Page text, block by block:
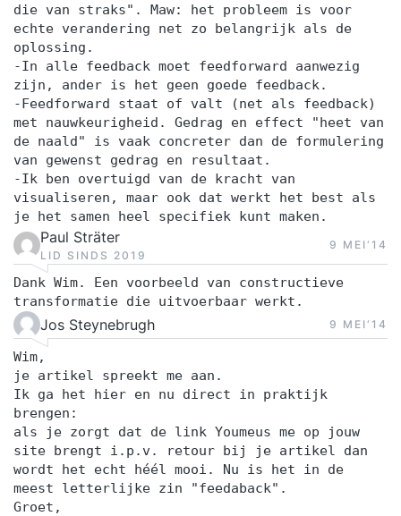
brochure aan. Zo kunnen we contact met je
opnemen en je verder helpen. Hopelijk tot snel!
die van straks". Maw: het probleem is voor
echte verandering net zo belangrijk als de
oplossing.
-In alle feedback moet feedforward aanwezig
zijn, ander is het geen goede feedback.
-Feedforward staat of valt (net als feedback)
met nauwkeurigheid. Gedrag en effect "heet van
de naald" is vaak concreter dan de formulering
van gewenst gedrag en resultaat.
-Ik ben overtuigd van de kracht van
visualiseren, maar ook dat werkt het best als
je het samen heel specifiek kunt maken.
Paul Sträter
LID SINDS 2019
9 MEI‘14
Dank Wim. Een voorbeeld van constructieve
transformatie die uitvoerbaar werkt.
Jos Steynebrugh 9 MEI‘14
Wim,
je artikel spreekt me aan.
Ik ga het hier en nu direct in praktijk
brengen:
als je zorgt dat de link Youmeus me op jouw
site brengt i.p.v. retour bij je artikel dan
wordt het echt héél mooi. Nu is het in de
meest letterlijke zin "feedaback".
Groet,